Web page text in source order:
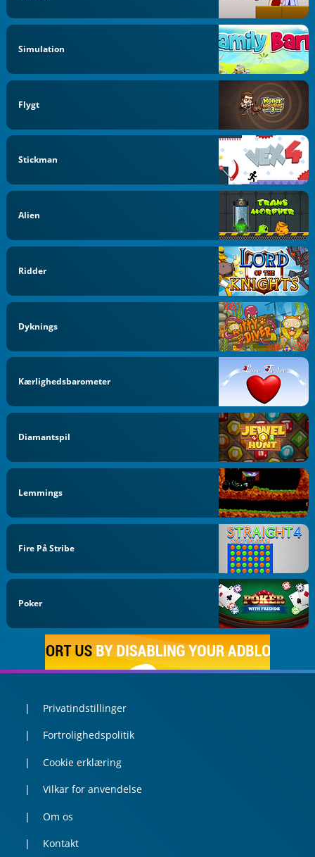
Simulation
Flygt
Stickman
Alien
Ridder
Dyknings
Kærlighedsbarometer
Diamantspil
Lemmings
Fire På Stribe
Poker
Privatindstillinger
Fortrolighedspolitik
Cookie erklæring
Vilkar for anvendelse
Om os
Kontakt